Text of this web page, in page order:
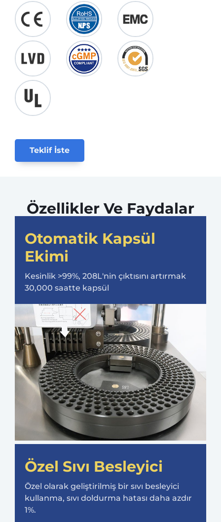
Teklif İste
Özellikler Ve Faydalar
Otomatik Kapsül
Ekimi
Kesinlik >99%, 208L'nin çıktısını artırmak
30,000 saatte kapsül
Özel Sıvı Besleyici
Özel olarak geliştirilmiş bir sıvı besleyici
kullanma, sıvı doldurma hatası daha azdır
1%.